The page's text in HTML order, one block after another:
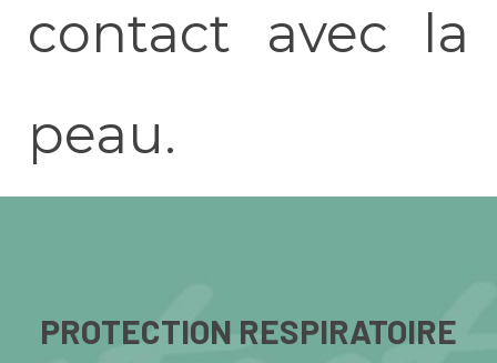
contact avec la
peau.
PROTECTION RESPIRATOIRE